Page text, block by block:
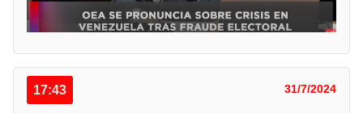
17:43 31/7/2024